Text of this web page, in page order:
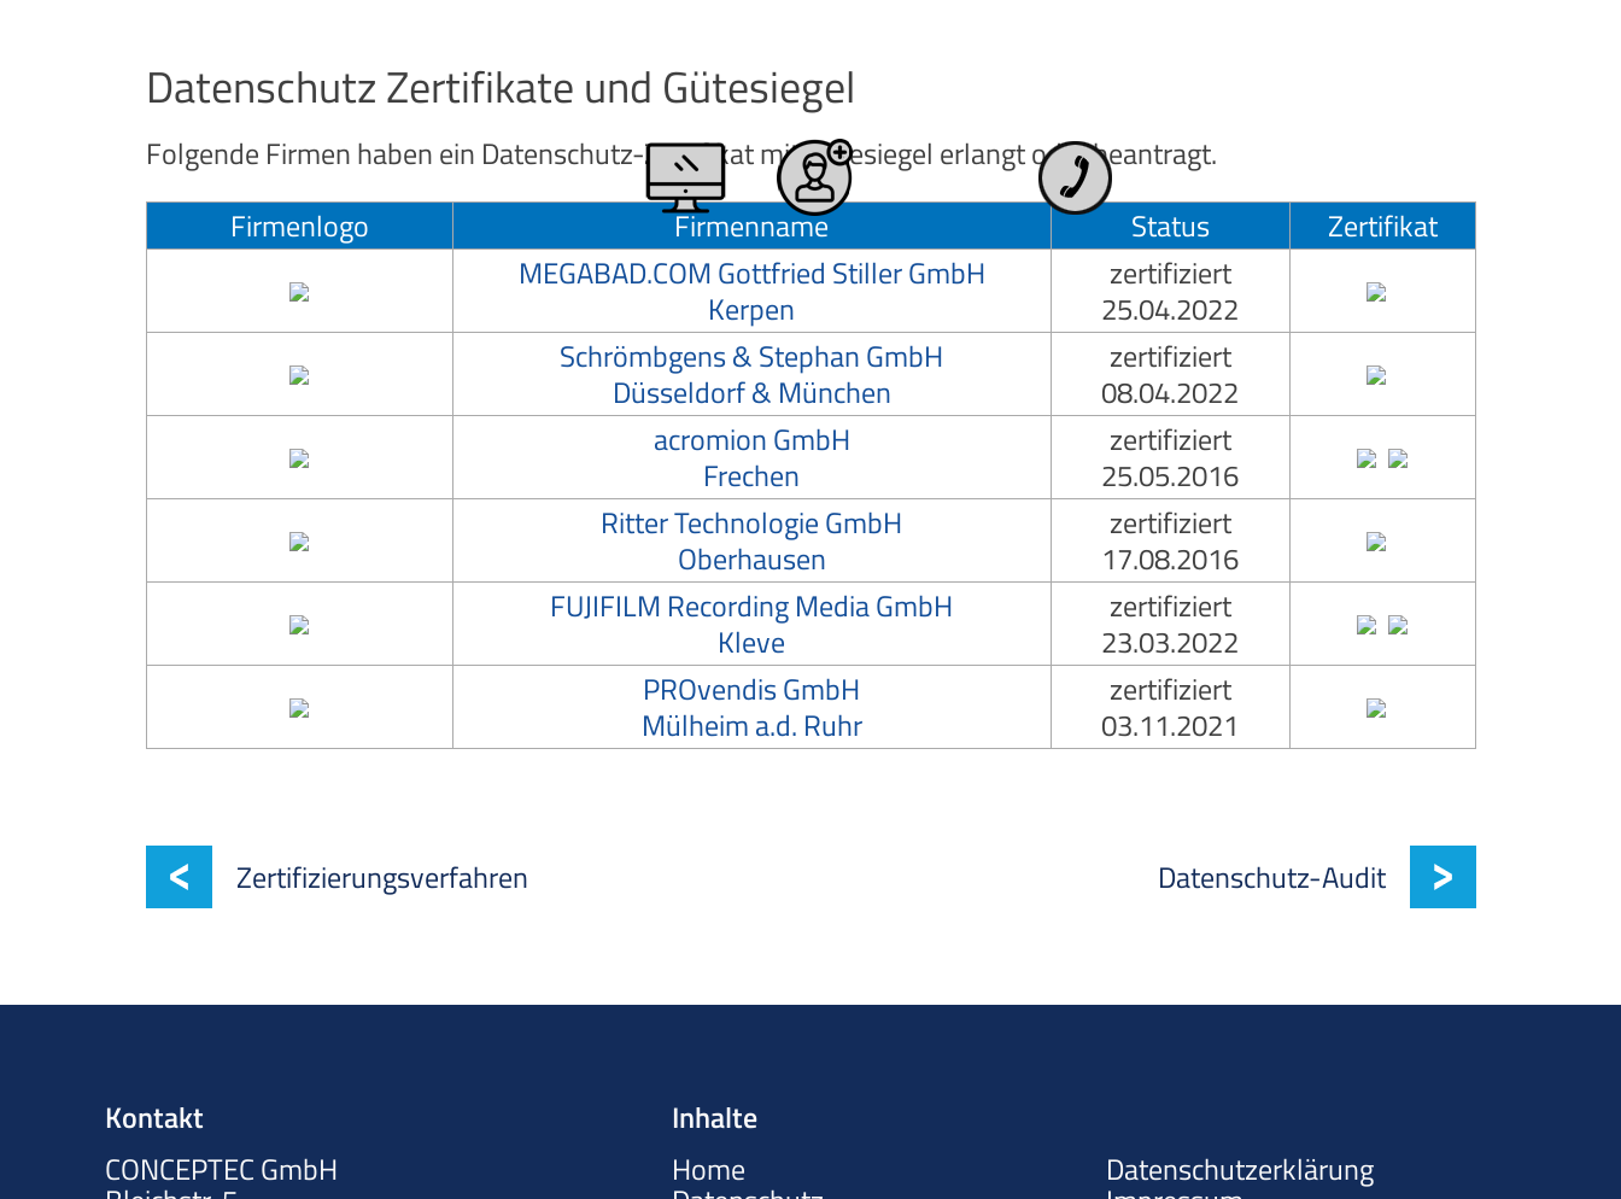
Datenschutz Zertifikate und Gütesiegel
Folgende Firmen haben ein Datenschutz-Zertifikat mit Gütesiegel erlangt oder beantragt.
Firmenlogo
Firmenname Status
Zertifikat
MEGABAD.COM Gottfried Stiller GmbH
Kerpen
zertifiziert
25.04.2022
Schrömbgens & Stephan GmbH
Düsseldorf & München
zertifiziert
08.04.2022
acromion GmbH
Frechen
zertifiziert
25.05.2016
Ritter Technologie GmbH
Oberhausen
zertifiziert
17.08.2016
FUJIFILM Recording Media GmbH
Kleve
zertifiziert
23.03.2022
PROvendis GmbH
Mülheim a.d. Ruhr
zertifiziert
03.11.2021
Zertifizierungsverfahren Datenschutz-Audit
Kontakt
CONCEPTEC GmbH
Inhalte
Home
Datenschutzerklärung